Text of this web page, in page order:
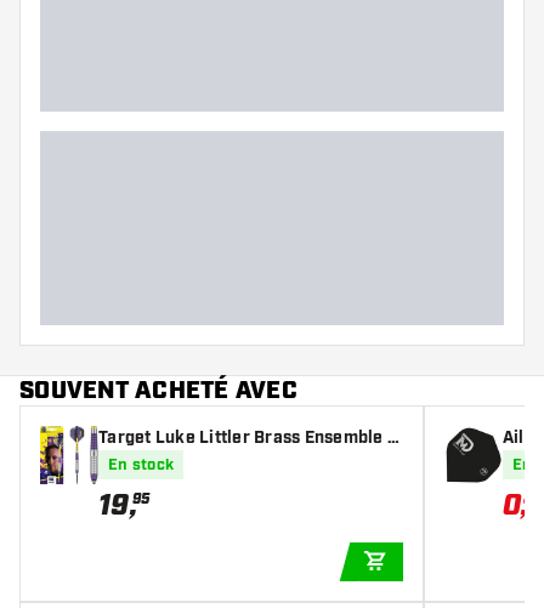
SOUVENT ACHETÉ AVEC
Target Luke Littler Brass Ensemble d
e 22 pièces - Fléchettes pointe Acier
En stock
19,95
-
En
0,82